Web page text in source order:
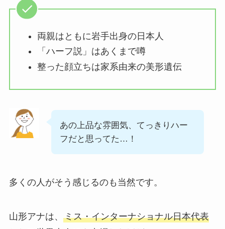
両親はともに岩手出身の日本人
「ハーフ説」はあくまで噂
整った顔立ちは家系由来の美形遺伝
あの上品な雰囲気、てっきりハー
フだと思ってた…！
多くの人がそう感じるのも当然です。
山形アナは、 ミス・インターナショナル日本代表